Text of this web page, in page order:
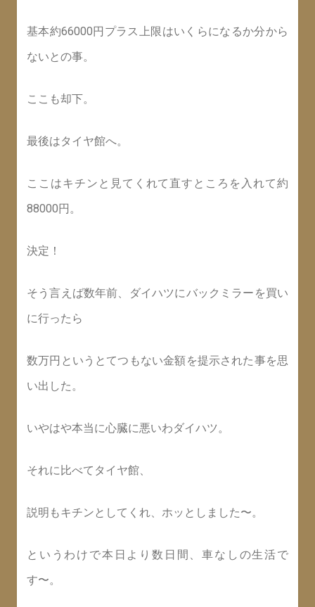
基本約66000円プラス上限はいくらになるか分から
ないとの事。
ここも却下。
最後はタイヤ館へ。
ここはキチンと見てくれて直すところを入れて約
88000円。
決定！
そう言えば数年前、ダイハツにバックミラーを買い
に行ったら
数万円というとてつもない金額を提示された事を思
い出した。
いやはや本当に心臓に悪いわダイハツ。
それに比べてタイヤ館、
説明もキチンとしてくれ、ホッとしました〜。
というわけで本日より数日間、車なしの生活で
す〜。